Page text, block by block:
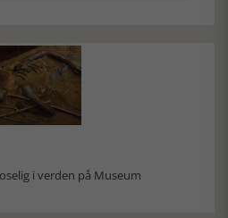
i verden på Museum